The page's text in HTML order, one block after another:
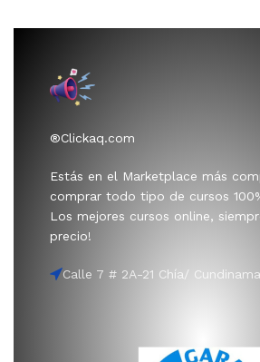
®Clickaq.com
Estás en el Marketplace más
comprar todo tipo de cursos
Los mejores cursos online,
precio!
Calle 7 # 2A-21 Chía/